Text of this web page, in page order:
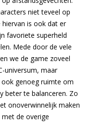
niet teveel op
is ook dat er
favoriete superheld
Mede door de vele
we de game zoveel
universum, maar
ook genoeg ruimte om
beter te balanceren. Zo
onoverwinnelijk maken
de overige